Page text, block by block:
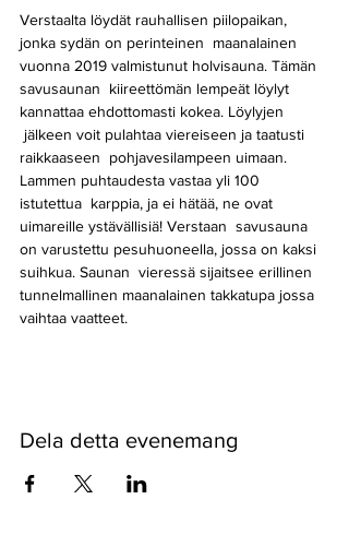
Verstaalta löydät rauhallisen piilopaikan,
jonka sydän on perinteinen  maanalainen
vuonna 2019 valmistunut holvisauna. Tämän
savusaunan  kiireettömän lempeät löylyt
kannattaa ehdottomasti kokea. Löylyjen
jälkeen voit pulahtaa viereiseen ja taatusti
raikkaaseen  pohjavesilampeen uimaan.
Lammen puhtaudesta vastaa yli 100
istutettua  karppia, ja ei hätää, ne ovat
uimareille ystävällisiä! Verstaan  savusauna
on varustettu pesuhuoneella, jossa on kaksi
suihkua. Saunan  vieressä sijaitsee erillinen
tunnelmallinen maanalainen takkatupa jossa
vaihtaa vaatteet.
Dela detta evenemang